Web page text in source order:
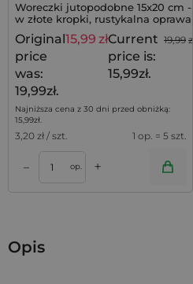
Woreczki jutopodobne 15x20 cm -
w złote kropki, rustykalna oprawa
prezentu
19,99 zł
Original
price
was:
19,99zł.
15,99 złCurrent
price is:
15,99zł.
Najniższa cena z 30 dni przed obniżką:
15,99zł.
3,20 zł / szt. 1 op. = 5 szt.
– op. + Dodaj do koszyka
Opis